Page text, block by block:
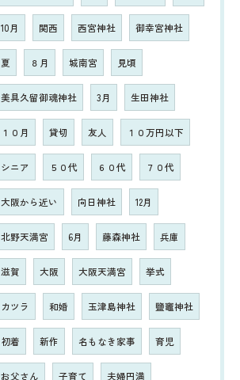
10月 関西 西宮神社 御幸宮神社
夏 ８月 城南宮 見頃
美具久留御魂神社 3月 生田神社
１０月 貸切 友人 １０万円以下
シニア ５０代 ６０代 ７０代
大阪から近い 向日神社 12月
北野天満宮 6月 藤森神社 兵庫
滋賀 大阪 大阪天満宮 挙式
カツラ 和婚 玉津島神社 鹽竈神社
初着 新作 名もなき家事 育児
お父さん 子育て 夫婦円満